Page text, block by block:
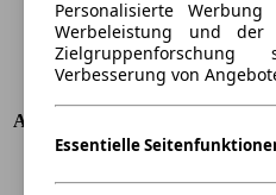
Max. Zuladung
-
Türen
4
Sitze
5
Anhängelast (ungebremst)
Anhängelast (gebremst)
-
Personalisierte
Werbeleistung und der
Verbesserung von
Essentielle